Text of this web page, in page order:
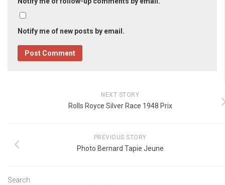
Notify me of new posts by email.
NEXT STORY
Rolls Royce Silver Race 1948 Prix
PREVIOUS STORY
Photo Bernard Tapie Jeune
Search